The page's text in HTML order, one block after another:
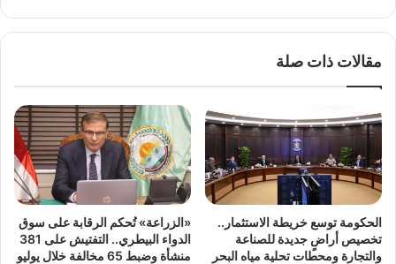
مقالات ذات صلة
الحكومة توسع خريطة الاستثمار..
تخصيص أراضٍ جديدة للصناعة
والتجارة ومحطات تحلية مياه البحر
«الزراعة» تُحكم الرقابة على سوق
الدواء البيطري.. التفتيش على 381
منشأة وضبط 65 مخالفة خلال يوليو